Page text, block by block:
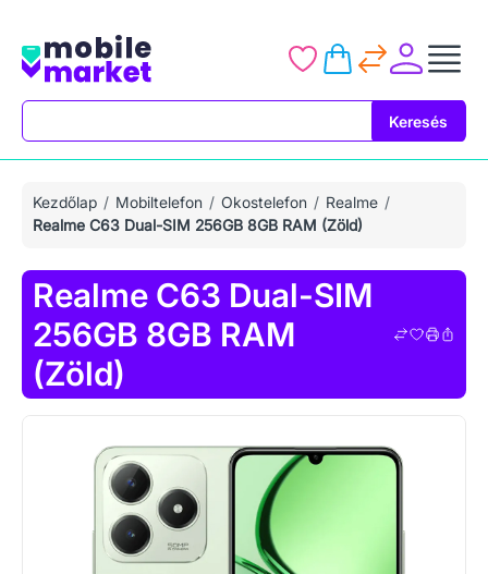
Keresés
Kezdőlap Mobiltelefon Okostelefon
Realme
Realme C63 Dual-SIM 256GB 8GB RAM (Zöld)
Realme C63 Dual-SIM
256GB 8GB RAM
(Zöld)